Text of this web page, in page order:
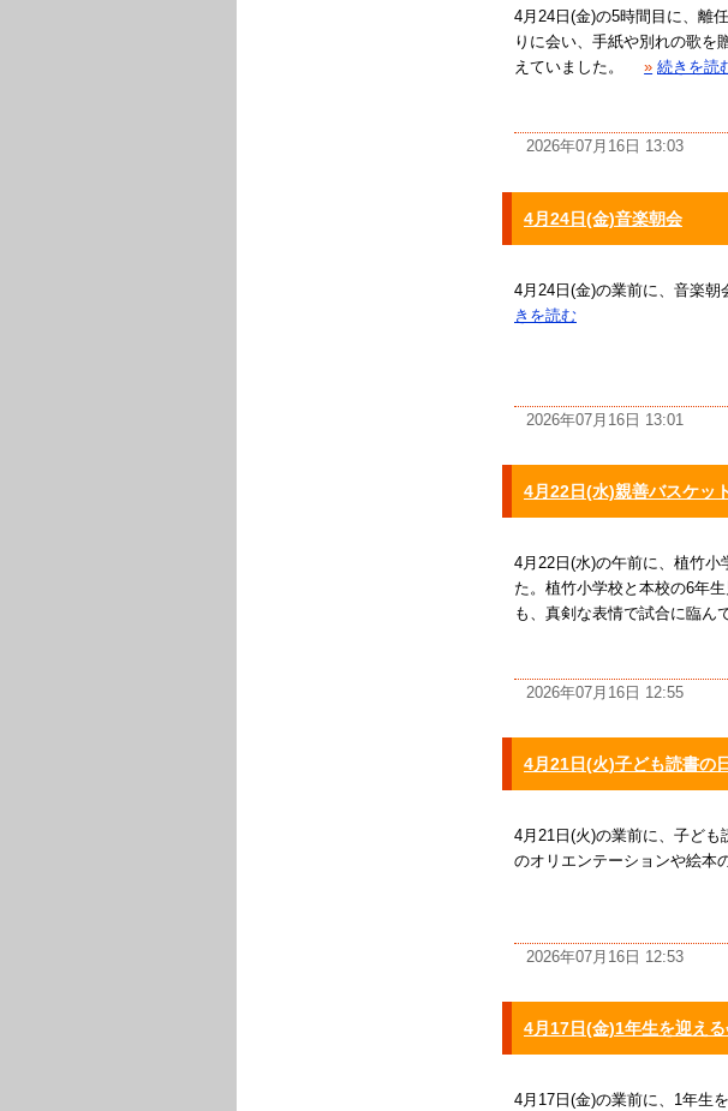
4月24日(金)の5時間目に、離
りに会い、手紙や別れの歌を
えていました。
» 続きを読
2026年07月16日 13:03
4月24日(金)音楽朝会
4月24日(金)の業前に、音楽朝
きを読む
2026年07月16日 13:01
4月22日(水)親善バスケッ
4月22日(水)の午前に、植竹
た。植竹小学校と本校の6年
も、真剣な表情で試合に臨ん
2026年07月16日 12:55
4月21日(火)子ども読書の
4月21日(火)の業前に、子ど
のオリエンテーションや絵本
2026年07月16日 12:53
4月17日(金)1年生を迎え
4月17日(金)の業前に、1年生